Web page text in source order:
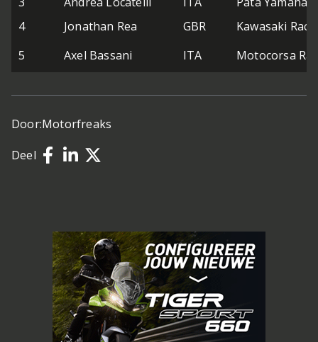
4
Jonathan Rea GBR
Kawasaki
5
Axel Bassani ITA Motocorsa
Door:Motorfreaks
Deel